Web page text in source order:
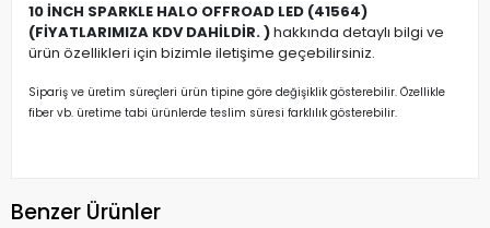
10 İNCH SPARKLE HALO OFFROAD LED (41564)
(FİYATLARIMIZA KDV DAHİLDİR. )hakkında detaylı bilgi ve
ürün özellikleri için bizimle iletişime geçebilirsiniz.
Sipariş ve üretim süreçleri ürün tipine göre değişiklik gösterebilir. Özellikle
fiber vb. üretime tabi ürünlerde teslim süresi farklılık gösterebilir.
Benzer Ürünler